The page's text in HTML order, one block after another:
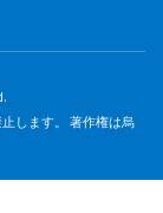
します。 著作権は烏